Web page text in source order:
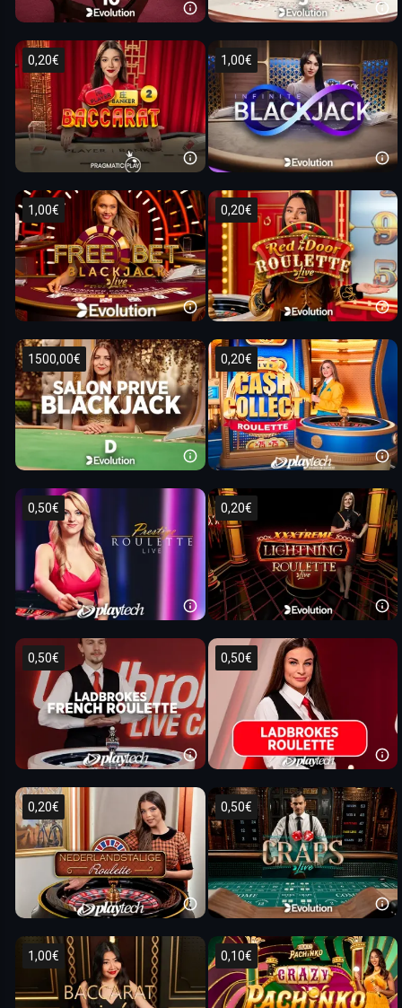
0,20€ 1,00€
1,00€ 0,20€
1500,00€ 0,20€
0,50€ 0,20€
0,50€ 0,50€
0,20€ 0,50€
1,00€ 0,10€